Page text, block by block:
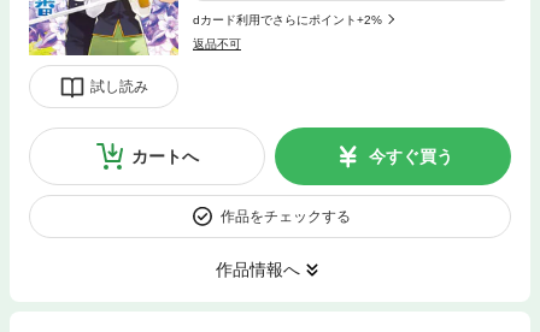
試し読み
dカード利用でさらにポイント+2%
返品不可
カートへ 今すぐ買う
作品をチェックする
作品情報へ